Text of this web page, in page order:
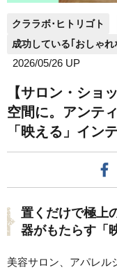
クララボ･ヒトリゴト
成功している｢おしゃ
2026/05/26 UP
【サロン・ショ
空間に。アンテ
「映える」イン
置くだけで極上
器がもたらす「
美容サロン、アパレル